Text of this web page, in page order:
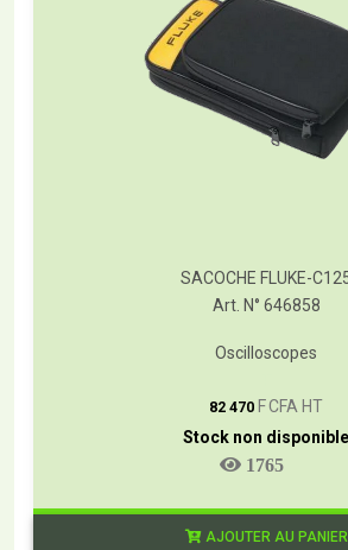
SACOCHE FLUKE-
Art. N° 646858
Oscilloscopes
82 470 F CFA HT
Stock non disponible
1765
AJOUTER AU PANIER